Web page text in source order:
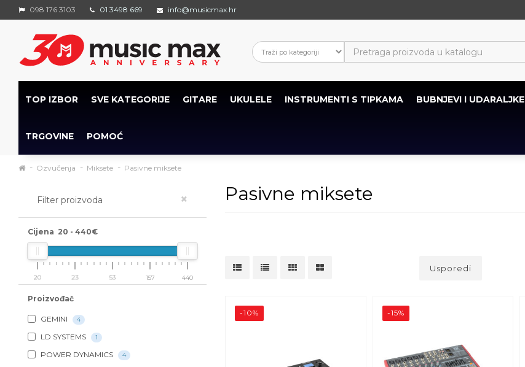
098 176 3103 01 3498 669 info@musicmax.hr
TOP IZBOR SVE KATEGORIJE GITARE UKULELE INSTRUMENTI S TIPKAMA BUBNJEVI I UDARALJKE
TRGOVINE POMOĆ
Ozvučenja Miksete Pasivne miksete
Filter proizvoda ×
Cijena 20 - 440€
20 23 53 157 440
Proizvođač
GEMINI 4
LD SYSTEMS 1
POWER DYNAMICS 4
Pasivne miksete
Usporedi
-10% -15%